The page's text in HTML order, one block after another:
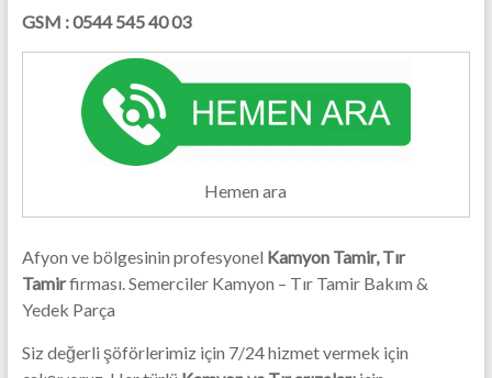
GSM :0544 545 40 03
Hemen ara
Afyon ve bölgesinin profesyonel Kamyon Tamir, Tır
Tamirfirması. Semerciler Kamyon – Tır Tamir Bakım &
Yedek Parça
Siz değerli şöförlerimiz için 7/24 hizmet vermek için